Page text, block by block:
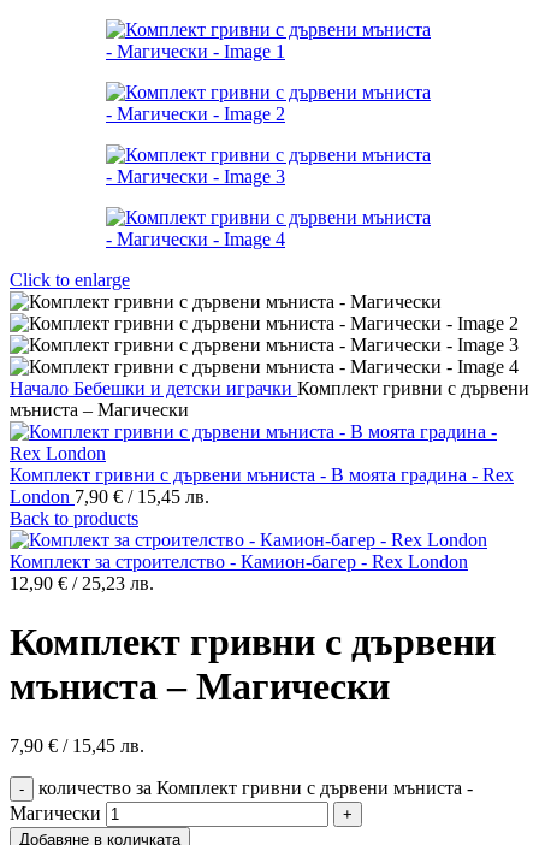
Click to enlarge
Начало Бебешки и детски играчки Комплект гривни с дървени
мъниста – Магически
Комплект гривни с дървени мъниста - В моята градина - Rex
London 7,90 € / 15,45 лв.
Back to products
Комплект за строителство - Камион-багер - Rex London
12,90 € / 25,23 лв.
Комплект гривни с дървени
мъниста – Магически
7,90 € / 15,45 лв.
количество за Комплект гривни с дървени мъниста -
Магически
Добавяне в количката